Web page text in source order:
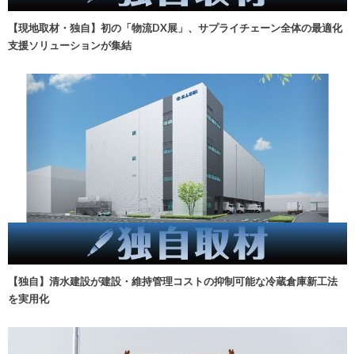
【現地取材・独自】初の「物流DX展」、サプライチェーン全体の最適化
支援ソリューションが集結
【独自】清水建設が建設・維持管理コストの抑制可能な冷蔵倉庫新工法
を実用化